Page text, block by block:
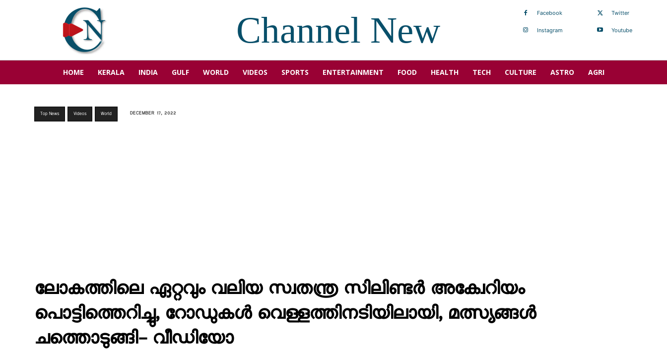
Channel New Facebook
Instagram
Twitter
Youtube
HOME KERALA INDIA GULF WORLD VIDEOS SPORTS ENTERTAINMENT FOOD HEALTH TECH CULTURE ASTRO AGRI
Top News Videos World DECEMBER 17, 2022
ലോകത്തിലെ ഏറ്റവും വലിയ സ്വതന്ത്ര സിലിണ്ടർ അക്വേറിയം
പൊട്ടിത്തെറിച്ചു, റോഡുകൾ വെള്ളത്തിനടിയിലായി, മത്സ്യങ്ങൾ
ചത്തൊടുങ്ങി- വീഡിയോ